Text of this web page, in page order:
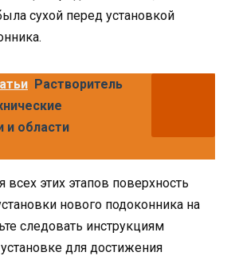
сухой перед установкой
Растворитель
и области
этих этапов поверхность
нового подоконника на
следовать инструкциям
для достижения